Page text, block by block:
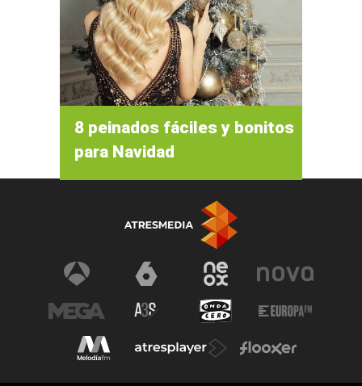
8 peinados fáciles y bonitos
para Navidad